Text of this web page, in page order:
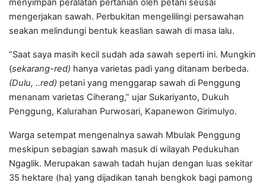
menyimpan peralatan pertanian oleh petani seusai
mengerjakan sawah. Perbukitan mengelilingi persawahan
seakan melindungi bentuk keaslian sawah di masa lalu.
“Saat saya masih kecil sudah ada sawah seperti ini. Mungkin
(sekarang-red) hanya varietas padi yang ditanam berbeda.
(Dulu, ..red) petani yang menggarap sawah di Penggung
menanam varietas Ciherang,” ujar Sukariyanto, Dukuh
Penggung, Kalurahan Purwosari, Kapanewon Girimulyo.
Warga setempat mengenalnya sawah Mbulak Penggung
meskipun sebagian sawah masuk di wilayah Pedukuhan
Ngaglik. Merupakan sawah tadah hujan dengan luas sekitar
35 hektare (ha) yang dijadikan tanah bengkok bagi pamong